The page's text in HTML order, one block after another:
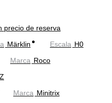
precio de reserva
Märklin Escala H0
Marca Roco
Z
Marca Minitrix